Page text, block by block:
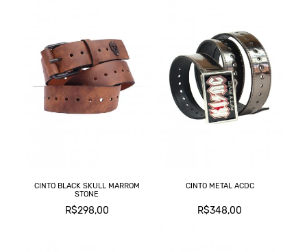
CINTO BLACK SKULL MARROM
STONE
R$298,00
CINTO METAL ACDC
R$348,00